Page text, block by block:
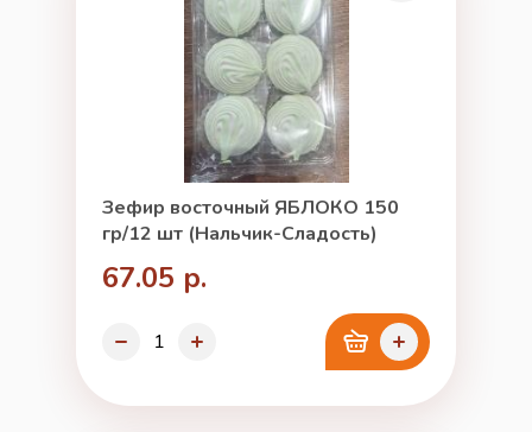
Зефир восточный ЯБЛОКО 150
гр/12 шт (Нальчик-Сладость)
67.05 р.